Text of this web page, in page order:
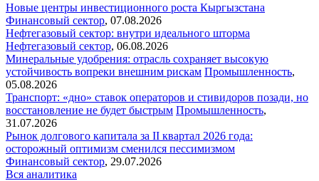
Новые центры инвестиционного роста Кыргызстана
Финансовый сектор, 07.08.2026
Нефтегазовый сектор: внутри идеального шторма
Нефтегазовый сектор, 06.08.2026
Минеральные удобрения: отрасль сохраняет высокую
устойчивость вопреки внешним рискам Промышленность,
05.08.2026
Транспорт: «дно» ставок операторов и стивидоров позади, но
восстановление не будет быстрым Промышленность,
31.07.2026
Рынок долгового капитала за II квартал 2026 года:
осторожный оптимизм сменился пессимизмом
Финансовый сектор, 29.07.2026
Вся аналитика